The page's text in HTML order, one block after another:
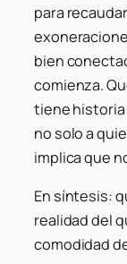
para
bien
comienza.
tiene historia
no solo a
implica que
En síntesis:
realidad del
comodidad